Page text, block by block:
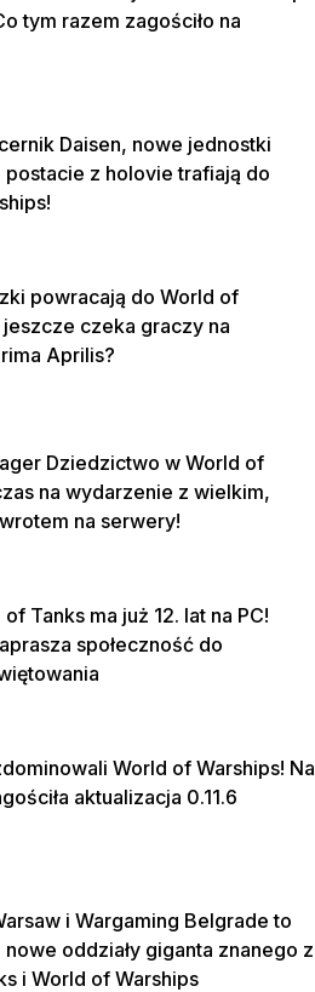
tym razem zagościło na
Daisen, nowe jednostki
z holovie trafiają do
powracają do World of
jeszcze czeka graczy na
Aprilis?
Dziedzictwo w World of
na wydarzenie z wielkim,
na serwery!
Tanks ma już 12. lat na PC!
społeczność do
World of Warships! Na
aktualizacja 0.11.6
i Wargaming Belgrade to
nowe oddziały giganta znanego z
i World of Warships